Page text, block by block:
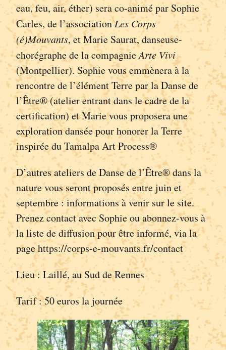
eau, feu, air, éther) sera co-animé par Sophie
Carles, de l’associationLes Corps
(é)Mouvants, et Marie Saurat, danseuse-
chorégraphe de la compagnieArte Vivi
(Montpellier). Sophie vous emmènera à la
rencontre de l’élément Terre par la Danse de
l’Être® (atelier entrant dans le cadre de la
certification) et Marie vous proposera une
exploration dansée pour honorer la Terre
inspirée du Tamalpa Art Process®
D’autres ateliers de Danse de l’Être® dans la
nature vous seront proposés entre juin et
septembre : informations à venir sur le site.
Prenez contact avec Sophie ou abonnez-vous à
la liste de diffusion pour être informé, via la
page https://corps-e-mouvants.fr/contact
Lieu : Laillé, au Sud de Rennes
Tarif : 50 euros la journée